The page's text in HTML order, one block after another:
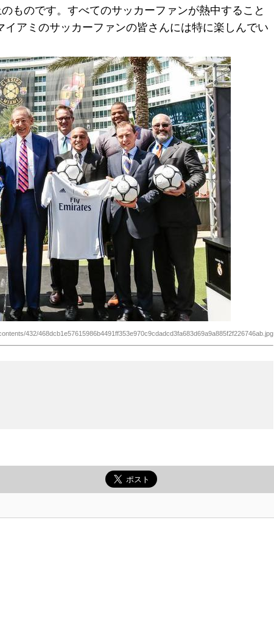
ものです。すべてのサッカーファンが熱中すること
アミのサッカーファンの皆さんには特に楽しんでい
432/468dcb1e57615986b4491ff353e970c9cdadcd3fa683d69a9a885f2f226746ab.jpg